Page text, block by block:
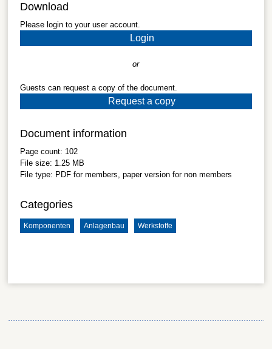
Download
Please login to your user account.
Login
or
Guests can request a copy of the document.
Request a copy
Document information
Page count: 102
File size: 1.25 MB
File type: PDF for members, paper version for non members
Categories
Komponenten Anlagenbau Werkstoffe